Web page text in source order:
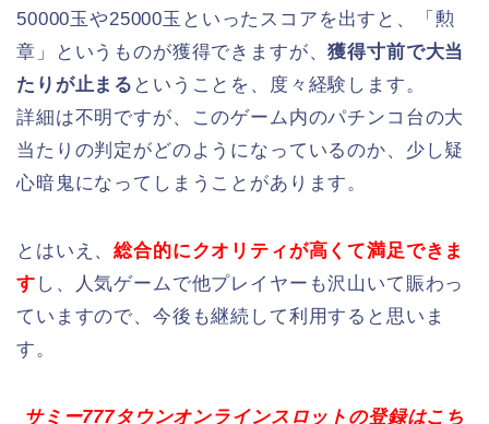
50000玉や25000玉といったスコアを出すと、「勲
章」というものが獲得できますが、獲得寸前で大当
たりが止まる ということを、度々経験します。
詳細は不明ですが、このゲーム内のパチンコ台の大
当たりの判定がどのようになっているのか、少し疑
心暗鬼になってしまうことがあります。
とはいえ、総合的にクオリティが高くて満足できま
す し、人気ゲームで他プレイヤーも沢山いて賑わっ
ていますので、今後も継続して利用すると思いま
す。
サミー777タウンオンラインスロットの登録はこち